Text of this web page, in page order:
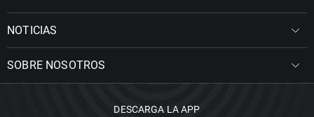
NOTICIAS
SOBRE NOSOTROS
DESCARGA LA APP